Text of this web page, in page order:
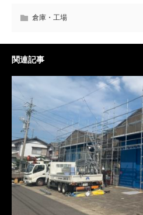
倉庫・工場
関連記事